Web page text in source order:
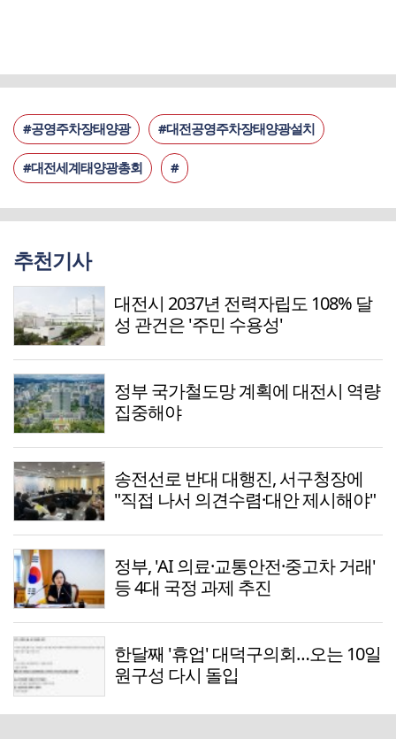
#공영주차장태양광 #대전공영주차장태양광설치
#대전세계태양광총회 #
추천기사
대전시 2037년 전력자립도 108% 달
성 관건은 '주민 수용성'
정부 국가철도망 계획에 대전시 역량
집중해야
송전선로 반대 대행진, 서구청장에
"직접 나서 의견수렴·대안 제시해야"
정부, 'AI 의료·교통안전·중고차 거래'
등 4대 국정 과제 추진
한달째 '휴업' 대덕구의회…오는 10일
원구성 다시 돌입